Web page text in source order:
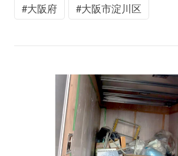
大阪府 大阪市淀川区